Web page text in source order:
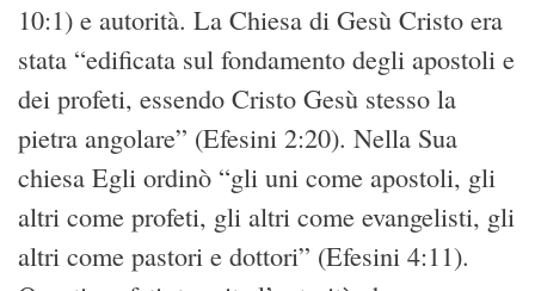
10:1) e autorità. La Chiesa di Gesù Cristo era
stata “edificata sul fondamento degli apostoli e
dei profeti, essendo Cristo Gesù stesso la
pietra angolare” (Efesini 2:20). Nella Sua
chiesa Egli ordinò “gli uni come apostoli, gli
altri come profeti, gli altri come evangelisti, gli
altri come pastori e dottori” (Efesini 4:11).